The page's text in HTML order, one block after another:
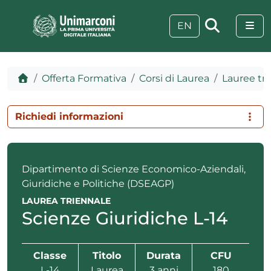
EN
Home
Offerta Formativa Corsi di Laurea Lauree
Dipartimento di Scienze Economico-Aziendali,
Giuridiche e Politiche (DSEAGP)
LAUREA TRIENNALE
Scienze Giuridiche L-14
Classe
Titolo
Durata
CFU
Richiedi informazioni